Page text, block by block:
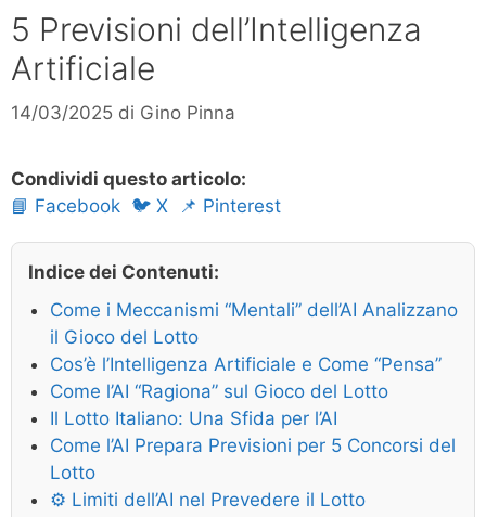
5 Previsioni dell’Intelligenza
Artificiale
14/03/2025 di Gino Pinna
Condividi questo articolo:
📘 Facebook 🐦 X 📌 Pinterest
Indice dei Contenuti:
Come i Meccanismi “Mentali” dell’AI Analizzano
il Gioco del Lotto
Cos’è l’Intelligenza Artificiale e Come “Pensa”
Come l’AI “Ragiona” sul Gioco del Lotto
Il Lotto Italiano: Una Sfida per l’AI
Come l’AI Prepara Previsioni per 5 Concorsi del
Lotto
⚙️ Limiti dell’AI nel Prevedere il Lotto